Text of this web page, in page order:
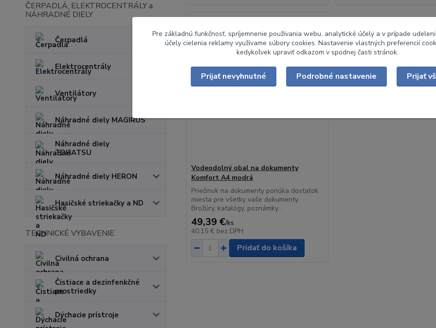
ČERPADLÁ, ELEKTROCENTRÁLY a
NÁHRADNÉ DIELY
Čerpadlá
Elektrocentrály
Ventilátory
Náhradné diely MAGIRUS
Náhradné diely
TOHATSU
Náhradné diely HERON
Hasičské striekačky a ND
TECHNICKÉ VYBAVENIE
Civilná ochrana
Čistiace a dezinfenkčné
prostriedky
Dýchacie prístroje
Vodeodolný obal na dokumenty
Komfort A4 modrá
Priečinok na dokumenty ponúka dostatok
miesta pre všetky vaše dokumenty.
Brožúry, katalógy, poznámky...
49,39 €/ks
40,15 € bez DPH
Pridať do košíka
Pre základnú funkčnosť, spríjemnenie používania webu, analytické účely a v prípade
účely cielenia reklamy využívame súbory cookies. Nastavenie vlastných preferencií
kedykoľvek upraviť odkazom v spodnej časti stránok.
Prijať nevyhnutné Podrobné nastavenie Prijať